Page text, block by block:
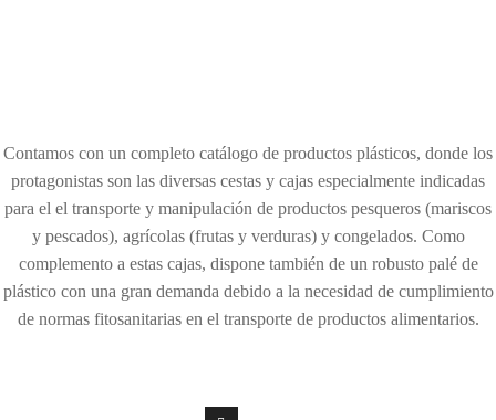
Contamos con un completo catálogo de productos plásticos, donde los
protagonistas son las diversas cestas y cajas especialmente indicadas
para el el transporte y manipulación de productos pesqueros (mariscos
y pescados), agrícolas (frutas y verduras) y congelados. Como
complemento a estas cajas, dispone también de un robusto palé de
plástico con una gran demanda debido a la necesidad de cumplimiento
de normas fitosanitarias en el transporte de productos alimentarios.